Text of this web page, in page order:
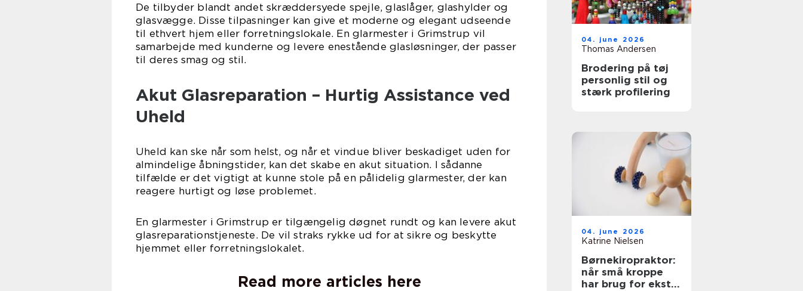
De tilbyder blandt andet skræddersyede spejle, glaslåger, glashylder og
glasvægge. Disse tilpasninger kan give et moderne og elegant udseende
til ethvert hjem eller forretningslokale. En glarmester i Grimstrup vil
samarbejde med kunderne og levere enestående glasløsninger, der passer
til deres smag og stil.
Akut Glasreparation – Hurtig Assistance ved
Uheld
Uheld kan ske når som helst, og når et vindue bliver beskadiget uden for
almindelige åbningstider, kan det skabe en akut situation. I sådanne
tilfælde er det vigtigt at kunne stole på en pålidelig glarmester, der kan
reagere hurtigt og løse problemet.
En glarmester i Grimstrup er tilgængelig døgnet rundt og kan levere akut
glasreparationstjeneste. De vil straks rykke ud for at sikre og beskytte
hjemmet eller forretningslokalet.
Read more articles here
04. june 2026
Thomas Andersen
Brodering på tøj
personlig stil og
stærk profilering
04. june 2026
Katrine Nielsen
Børnekiropraktor:
når små kroppe
har brug for ekstra